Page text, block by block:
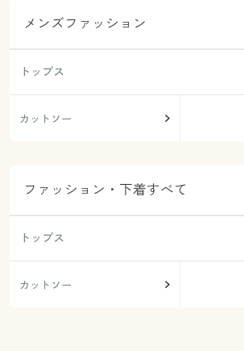
メンズファッション
トップス
カットソー
ファッション・下着すべて
トップス
カットソー